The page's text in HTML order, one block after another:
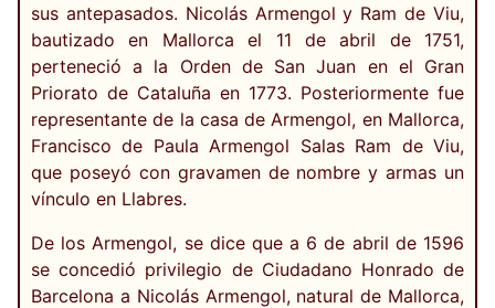
sus antepasados. Nicolás Armengol y Ram de Viu,
bautizado en Mallorca el 11 de abril de 1751,
perteneció a la Orden de San Juan en el Gran
Priorato de Cataluña en 1773. Posteriormente fue
representante de la casa de Armengol, en Mallorca,
Francisco de Paula Armengol Salas Ram de Viu,
que poseyó con gravamen de nombre y armas un
vínculo en Llabres.
De los Armengol, se dice que a 6 de abril de 1596
se concedió privilegio de Ciudadano Honrado de
Barcelona a Nicolás Armengol, natural de Mallorca,